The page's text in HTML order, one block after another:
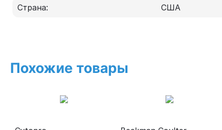
Страна:
США
Похожие товары